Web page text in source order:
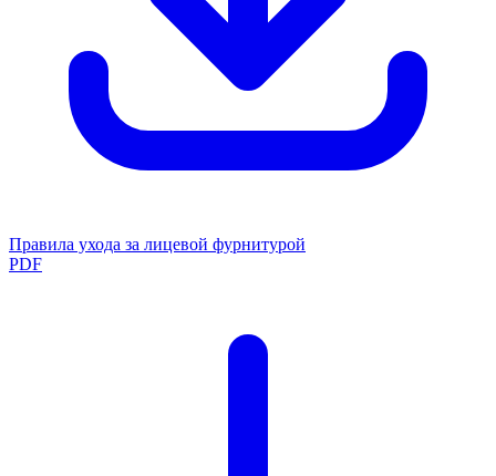
Правила ухода за лицевой фурнитурой
PDF